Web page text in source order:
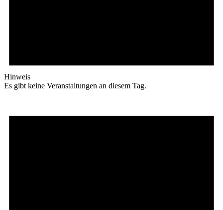
Hinweis
Es gibt keine Veranstaltungen an diesem Tag.